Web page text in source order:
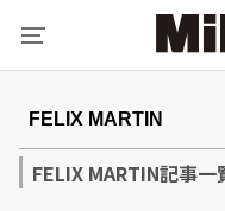
FELIX MARTIN記事一